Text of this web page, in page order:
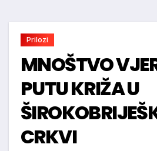
Prilozi
MNOŠTVO
PUTU KRIŽA U
CRKVI